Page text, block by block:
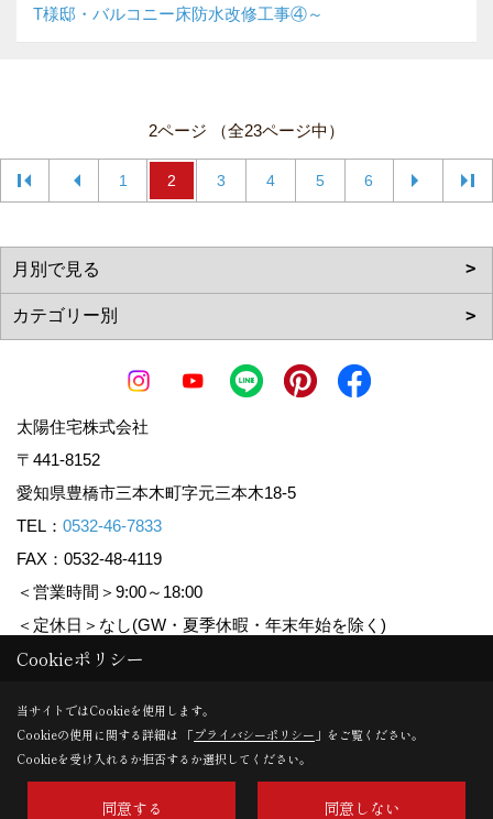
T様邸・バルコニー床防水改修工事④～
2ページ （全23ページ中）
1 2 3 4 5 6
太陽住宅株式会社
〒441-8152
愛知県豊橋市三本木町字元三本木18-5
TEL： 0532-46-7833
FAX：0532-48-4119
＜営業時間＞9:00～18:00
＜定休日＞なし(GW・夏季休暇・年末年始を除く)
Copyright (c) Taiyoujyutaku. All Rights Reserved.
Produced byゴデスクリエイト
Cookieポリシー
当サイトではCookieを使用します。
Cookieの使用に関する詳細は 「プライバシーポリシー 」をご覧ください。
Cookieを受け入れるか拒否するか選択してください。
同意する 同意しない